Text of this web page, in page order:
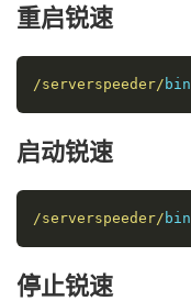
重启锐速
/serverspeeder/ bin
启动锐速
/serverspeeder/ bin
停止锐速